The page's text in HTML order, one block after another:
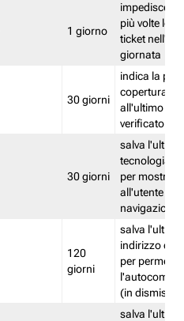
1 giorno
impedisce di
più volte lo
ticket
giornata
30 giorni
indica la
copertura
all'ultimo
verificato
30 giorni
salva l'ultima
tecnologia
per
all'utente
navigazione
120
giorni
salva l'ultimo
indirizzo di
per
(in
salva l'ultimo